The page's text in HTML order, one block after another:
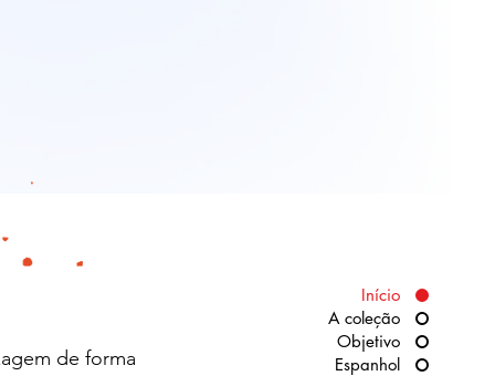
Início
A coleção
Objetivo
Espanhol
de forma